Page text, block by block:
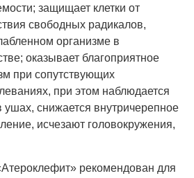
защищает клетки от
свободных радикалов,
организме в
оказывает благоприятное
при сопутствующих
при этом наблюдается
снижается внутричерепное
исчезают головокружения,
рекомендован для